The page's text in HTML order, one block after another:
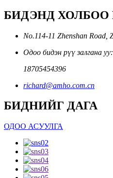
БИДЭНД ХОЛБОО
No.114-11 Zhenshan
Одоо бидэн рүү залгана уу:
18705454396
richard@amho.com.cn
БИДНИЙГ ДАГА
ОДОО АСУУЛГА